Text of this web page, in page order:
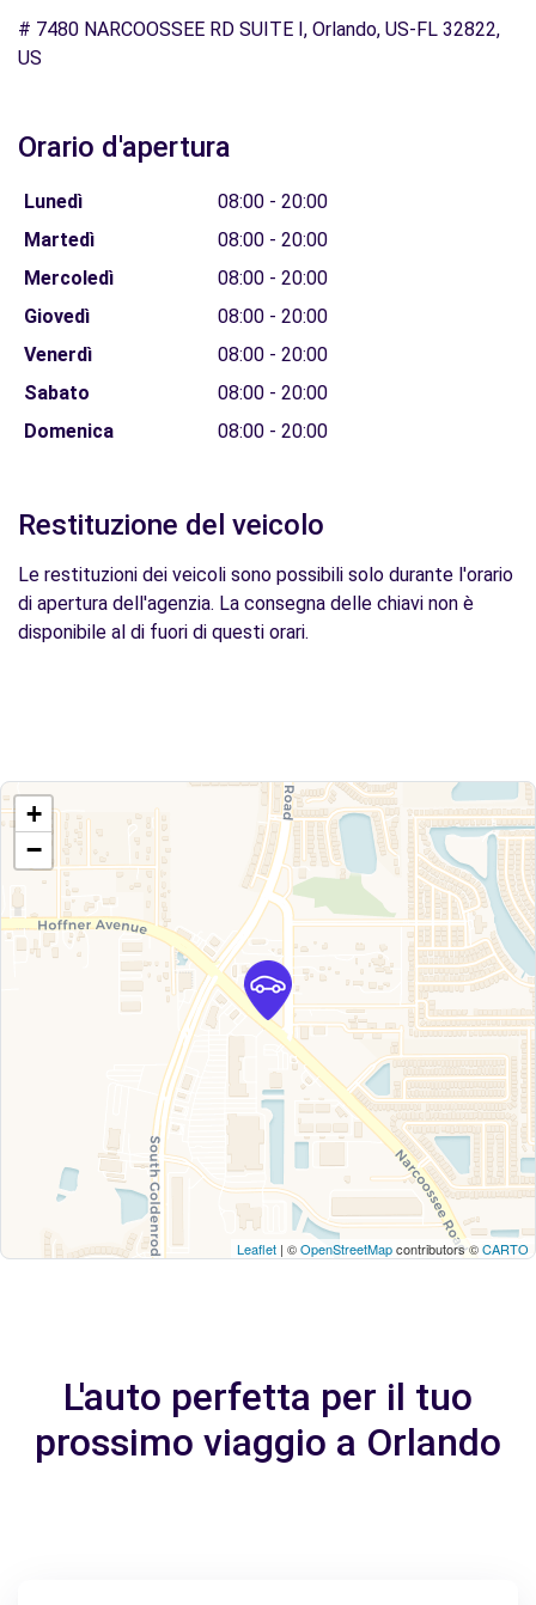
# 7480 NARCOOSSEE RD SUITE I, Orlando, US-FL 32822,
US
Orario d'apertura
Lunedì
08:00 - 20:00
Martedì
08:00 - 20:00
Mercoledì
08:00 - 20:00
Giovedì
08:00 - 20:00
Venerdì
08:00 - 20:00
Sabato
08:00 - 20:00
Domenica
08:00 - 20:00
Restituzione del veicolo
Le restituzioni dei veicoli sono possibili solo durante l'orario
di apertura dell'agenzia. La consegna delle chiavi non è
disponibile al di fuori di questi orari.
+
−
Leaflet | ©OpenStreetMapcontributors ©CARTO
L'auto perfetta per il tuo
prossimo viaggio a Orlando